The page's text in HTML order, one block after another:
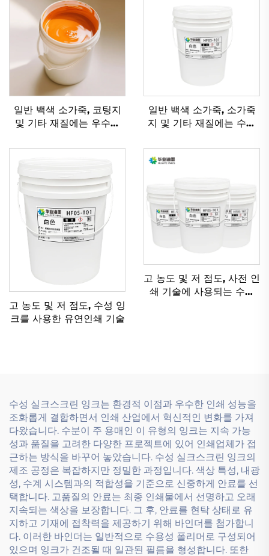
일반 백색 소가죽, 코팅지
및 기타 재질에는 우수한
적용 가능합니다.
일반 백색 소가죽, 소가죽
지 및 기타 재질에는 수성
에 매우 적합합니다.
고 농도 및 저 점도, 수성 잉
크를 사용한 유연인쇄 기술
고 농도 및 저 점도, 사전 인
쇄 기술에 사용되는 수성
수성 실크스크린 잉크는 환경적 이점과 우수한 인쇄 성능을
조화롭게 결합하면서 인쇄 산업에서 혁신적인 변화를 가져
다왔습니다. 수분이 주 용매인 이 유형의 잉크는 지속 가능
성과 품질을 고려한 다양한 프로젝트에 있어 인쇄업체가 접
근하는 방식을 바꾸어 놓았습니다. 수성 실크스크린 잉크의
제조 공정은 복잡하지만 정밀한 과정입니다. 색상 특성, 내광
성, 수계 시스템과의 적합성을 기준으로 신중하게 안료를 선
택합니다. 고품질의 안료는 최종 인쇄물에서 선명하고 오래
지속되는 색상을 보장합니다. 그 후, 안료를 현탁 상태로 유
지하고 기재에 접착력을 제공하기 위해 바인더를 첨가합니
다. 이러한 바인더는 일반적으로 수용성 폴리머로 구성되어
있으며 잉크가 건조될 때 일관된 필름을 형성합니다. 또한